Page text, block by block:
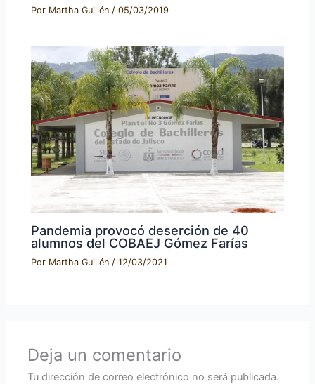
Por Martha Guillén/05/03/2019
Pandemia provocó deserción de 40
alumnos del COBAEJ Gómez Farías
Por Martha Guillén /12/03/2021
Deja un comentario
Tu dirección de correo electrónico no será publicada.